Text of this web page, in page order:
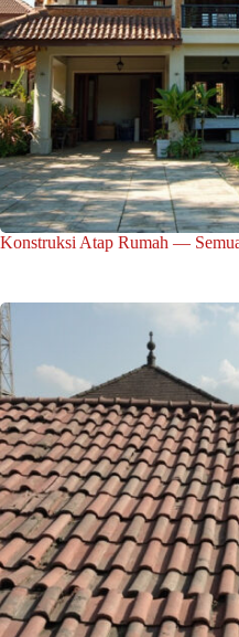
Konstruksi Atap Rumah —